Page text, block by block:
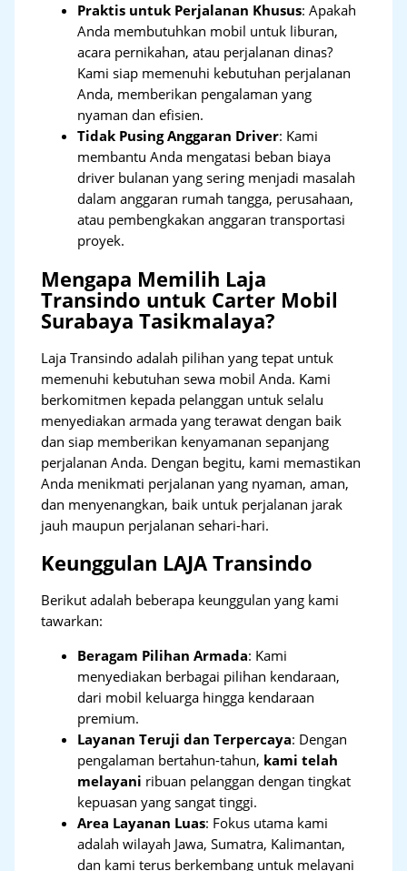
Praktis untuk Perjalanan Khusus: Apakah
Anda membutuhkan mobil untuk liburan,
acara pernikahan, atau perjalanan dinas?
Kami siap memenuhi kebutuhan perjalanan
Anda, memberikan pengalaman yang
nyaman dan efisien.
Tidak Pusing Anggaran Driver: Kami
membantu Anda mengatasi beban biaya
driver bulanan yang sering menjadi masalah
dalam anggaran rumah tangga, perusahaan,
atau pembengkakan anggaran transportasi
proyek.
Mengapa Memilih Laja
Transindo untuk Carter Mobil
Surabaya Tasikmalaya?
Laja Transindo adalah pilihan yang tepat untuk
memenuhi kebutuhan sewa mobil Anda. Kami
berkomitmen kepada pelanggan untuk selalu
menyediakan armada yang terawat dengan baik
dan siap memberikan kenyamanan sepanjang
perjalanan Anda. Dengan begitu, kami memastikan
Anda menikmati perjalanan yang nyaman, aman,
dan menyenangkan, baik untuk perjalanan jarak
jauh maupun perjalanan sehari-hari.
Keunggulan LAJA Transindo
Berikut adalah beberapa keunggulan yang kami
tawarkan:
Beragam Pilihan Armada: Kami
menyediakan berbagai pilihan kendaraan,
dari mobil keluarga hingga kendaraan
premium.
Layanan Teruji dan Terpercaya: Dengan
pengalaman bertahun-tahun, kami telah
melayani ribuan pelanggan dengan tingkat
kepuasan yang sangat tinggi.
Area Layanan Luas: Fokus utama kami
adalah wilayah Jawa, Sumatra, Kalimantan,
dan kami terus berkembang untuk melayani